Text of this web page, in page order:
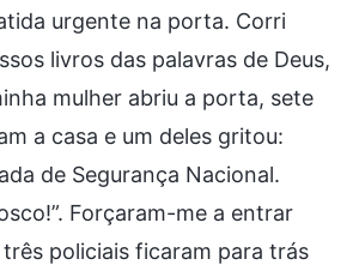
urgente na porta. Corri
livros das palavras de Deus,
mulher abriu a porta, sete
a casa e um deles gritou:
de Segurança Nacional.
Forçaram-me a entrar
policiais ficaram para trás